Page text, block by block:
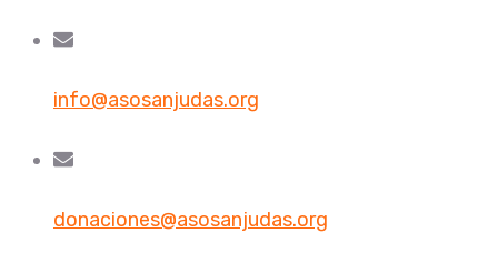
info@asosanjudas.org
donaciones@asosanjudas.org